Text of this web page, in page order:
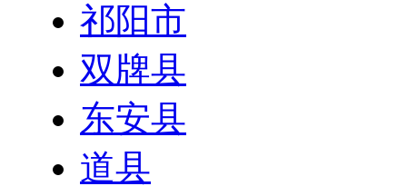
祁阳市
双牌县
东安县
道县